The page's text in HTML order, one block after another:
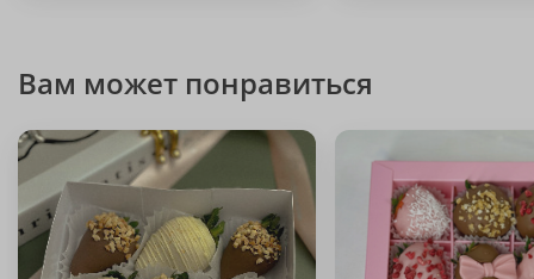
Вам может понравиться